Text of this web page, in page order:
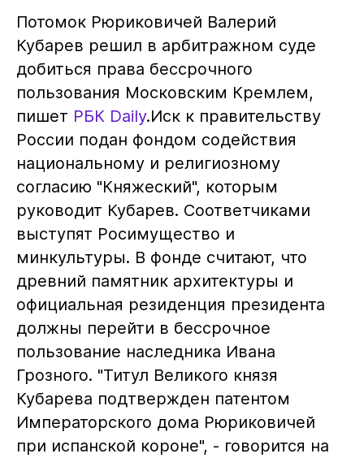
Потомок Рюриковичей Валерий
Кубарев решил в арбитражном суде
добиться права бессрочного
пользования Московским Кремлем,
пишет РБК Daily.Иск к правительству
России подан фондом содействия
национальному и религиозному
согласию "Княжеский", которым
руководит Кубарев. Соответчиками
выступят Росимущество и
минкультуры. В фонде считают, что
древний памятник архитектуры и
официальная резиденция президента
должны перейти в бессрочное
пользование наследника Ивана
Грозного. "Титул Великого князя
Кубарева подтвержден патентом
Императорского дома Рюриковичей
при испанской короне", - говорится на